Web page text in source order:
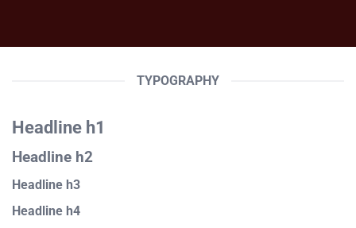
TYPOGRAPHY
Headline h1
Headline h2
Headline h3
Headline h4